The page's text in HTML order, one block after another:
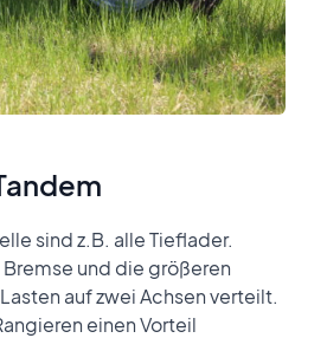
sind z.B. alle Tieflader.
und die größeren
auf zwei Achsen verteilt.
einen Vorteil